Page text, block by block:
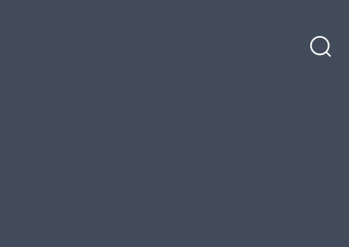
Sök
efter: